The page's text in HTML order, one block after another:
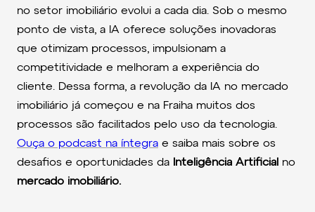
no setor imobiliário evolui a cada dia. Sob o mesmo
ponto de vista, a IA oferece soluções inovadoras
que otimizam processos, impulsionam a
competitividade e melhoram a experiência do
cliente. Dessa forma, a revolução da IA no mercado
imobiliário já começou e na Fraiha muitos dos
processos são facilitados pelo uso da tecnologia.
Ouça o podcast na íntegra e saiba mais sobre os
desafios e oportunidades da Inteligência Artificial no
mercado imobiliário.